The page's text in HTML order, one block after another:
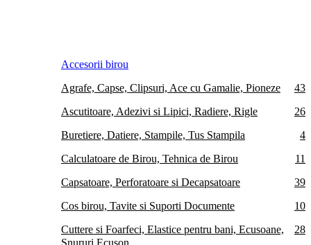
Accesorii birou
Agrafe, Capse, Clipsuri, Ace cu Gamalie, Pioneze
43
Ascutitoare, Adezivi si Lipici, Radiere, Rigle
26
Buretiere, Datiere, Stampile, Tus Stampila
4
Calculatoare de Birou, Tehnica de Birou
11
Capsatoare, Perforatoare si Decapsatoare
39
Cos birou, Tavite si Suporti Documente
10
Cuttere si Foarfeci, Elastice pentru bani, Ecusoane,
Snururi Ecuson
28